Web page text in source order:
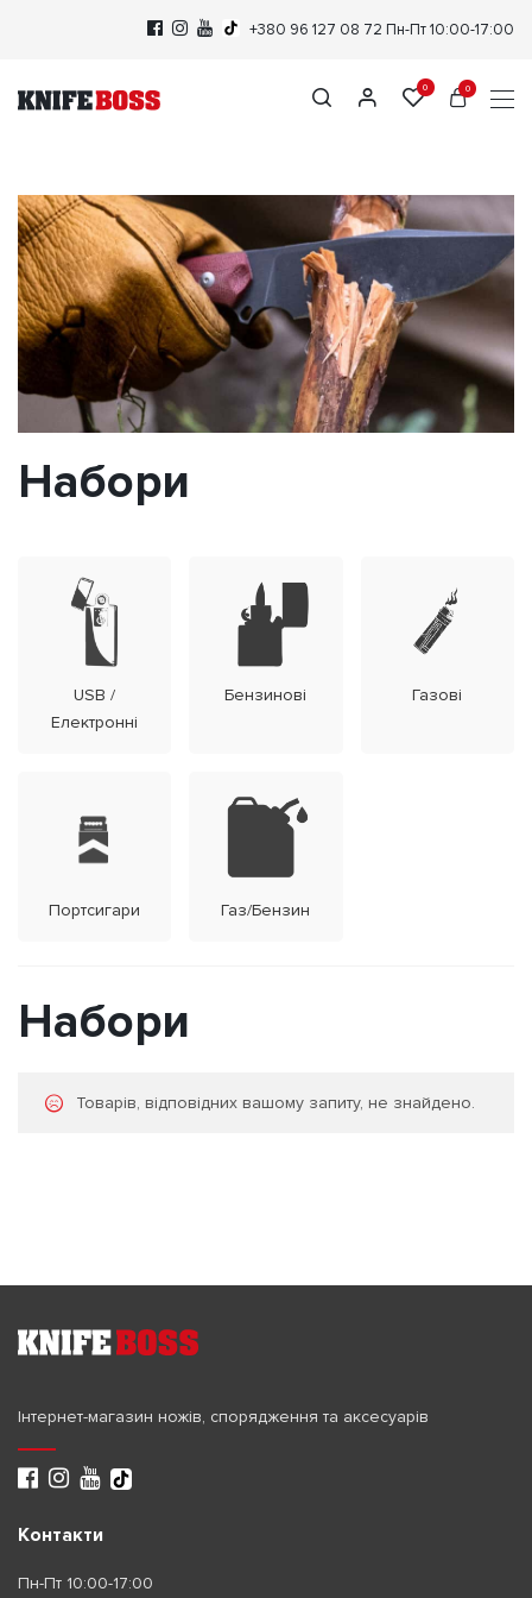
+380 96 127 08 72 Пн-Пт 10:00-17:00
0 0
Набори
USB /
Електронні
Бензинові Газові
Портсигари Газ/Бензин
Набори
Товарів, відповідних вашому запиту, не знайдено.
Інтернет-магазин ножів, спорядження та аксесуарів
Контакти
Пн-Пт 10:00-17:00